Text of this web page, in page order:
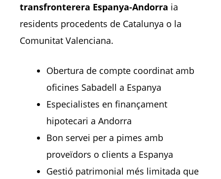
transfronterera Espanya-Andorra ia
residents procedents de Catalunya o la
Comunitat Valenciana.
Obertura de compte coordinat amb
oficines Sabadell a Espanya
Especialistes en finançament
hipotecari a Andorra
Bon servei per a pimes amb
proveïdors o clients a Espanya
Gestió patrimonial més limitada que